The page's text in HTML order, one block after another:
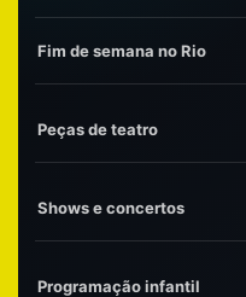
Fim de semana no Rio
Peças de teatro
Shows e concertos
Programação infantil